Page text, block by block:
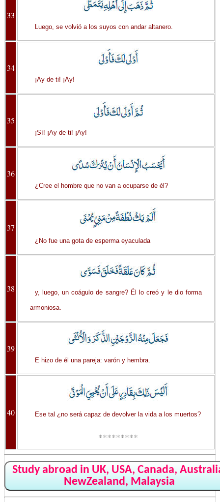
33
Luego, se volvió a los suyos con andar altanero.
34
¡Ay de ti! ¡Ay!
35
¡Sí! ¡Ay de ti! ¡Ay!
36
¿Cree el hombre que no van a ocuparse de él?
37
¿No fue una gota de esperma eyaculada
38 y, luego, un coágulo de sangre? Él lo creó y le dio forma
armoniosa.
39
E hizo de él una pareja: varón y hembra.
40 Ese tal ¿no será capaz de devolver la vida a los muertos?
*********
Study abroad in UK, USA, Canada,
NewZealand, Malaysia